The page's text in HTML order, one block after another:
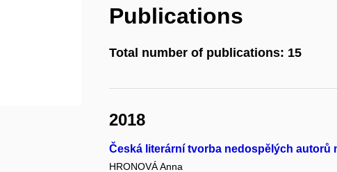
Publications
Total number of publications: 15
2018
Česká literární tvorba nedospělých autorů
HRONOVÁ Anna